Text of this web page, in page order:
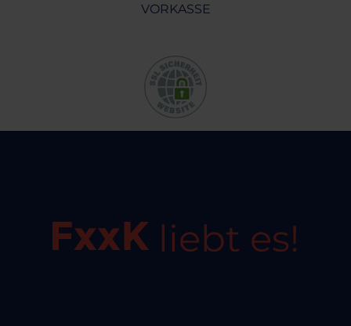
VORKASSE
liebt es!